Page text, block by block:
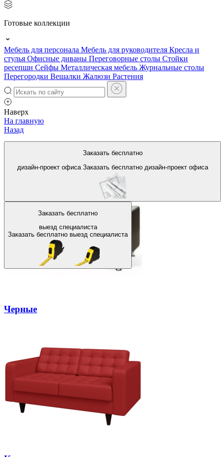
Готовые коллекции
Мебель для персонала Мебель для руководителя Кресла и
стулья Офисные диваны Переговорные столы Стойки
ресепшн Сейфы Металлическая мебель Журнальные столы
Перегородки Вешалки Жалюзи Растения
Наверх
Заказать бесплатно
дизайн-проект офиса Заказать бесплатнодизайн-проект офиса
Заказать бесплатно
выезд специалиста
Заказать бесплатно выезд специалиста
На главную
Назад
Белые офисные диваны
Черные